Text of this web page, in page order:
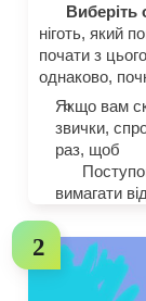
Виберіть
ніготь, який
почати з
однаково,
Якщо вам
звички,
раз, щоб
вимагати